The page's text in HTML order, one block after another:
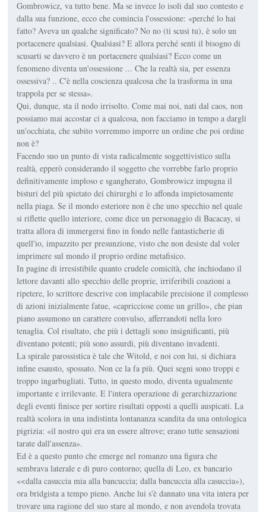
Gombrowicz, va tutto bene. Ma se invece lo isoli dal suo contesto e
dalla sua funzione, ecco che comincia l'ossessione: «perché lo hai
fatto? Aveva un qualche significato? No no (ti scusi tu), è solo un
portacenere qualsiasi. Qualsiasi? E allora perché senti il bisogno di
scusarti se davvero è un portacenere qualsiasi? Ecco come un
fenomeno diventa un'ossessione ... Che la realtà sia, per essenza
ossessiva? .. C'è nella coscienza qualcosa che la trasforma in una
trappola per se stessa».
Qui, dunque, sta il nodo irrisolto. Come mai noi, nati dal caos, non
possiamo mai accostar ci a qualcosa, non facciamo in tempo a dargli
un'occhiata, che subito vorremmo imporre un ordine che poi ordine
non è?
Facendo suo un punto di vista radicalmente soggettivistico sulla
realtà, epperò considerando il soggetto che vorrebbe farlo proprio
definitivamente imploso e sgangherato, Gombrowicz impugna il
bisturi del più spietato dei chirurghi e lo affonda impietosamente
nella piaga. Se il mondo esteriore non è che uno specchio nel quale
si riflette quello interiore, come dice un personaggio di Bacacay, si
tratta allora di immergersi fino in fondo nelle fantasticherie di
quell'io, impazzito per presunzione, visto che non desiste dal voler
imprimere sul mondo il proprio ordine metafisico.
In pagine di irresistibile quanto crudele comicità, che inchiodano il
lettore davanti allo specchio delle proprie, irriferibili coazioni a
ripetere, lo scrittore descrive con implacabile precisione il complesso
di azioni inizialmente fatue, «capricciose come un grillo», che pian
piano assumono un carattere convulso, afferrandoti nella loro
tenaglia. Col risultato, che più i dettagli sono insignificanti, più
diventano potenti; più sono assurdi, più diventano invadenti.
La spirale parossistica è tale che Witold, e noi con lui, si dichiara
infine esausto, spossato. Non ce la fa più. Quei segni sono troppi e
troppo ingarbugliati. Tutto, in questo modo, diventa ugualmente
importante e irrilevante. E l'intera operazione di gerarchizzazione
degli eventi finisce per sortire risultati opposti a quelli auspicati. La
realtà scolora in una indistinta lontananza scandita da una ontologica
pigrizia: «il nostro qui era un essere altrove; erano tutte sensazioni
tarate dall'assenza».
Ed è a questo punto che emerge nel romanzo una figura che
sembrava laterale e di puro contorno; quella di Leo, ex bancario
«<dalla casuccia mia alla bancuccia; dalla bancuccia alla casuccia»),
ora bridgista a tempo pieno. Anche lui s'è dannato una vita intera per
trovare una ragione del suo stare al mondo, e non avendola trovata